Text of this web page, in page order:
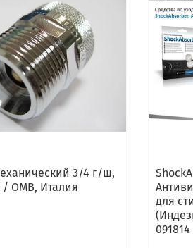
3/4 г/ш,
OMB, Италия
для
091814